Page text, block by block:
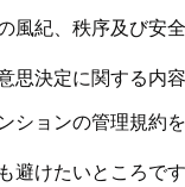
紀、秩序及び安
決定に関する内
ョンの管理規約
けたいところです